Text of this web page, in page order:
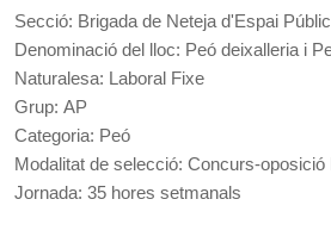
Secció: Brigada de Neteja d'Espai Públic
Denominació del lloc: Peó deixalleria i
Naturalesa: Laboral Fixe
Grup: AP
Categoria: Peó
Modalitat de selecció: Concurs-oposició
Jornada: 35 hores setmanals